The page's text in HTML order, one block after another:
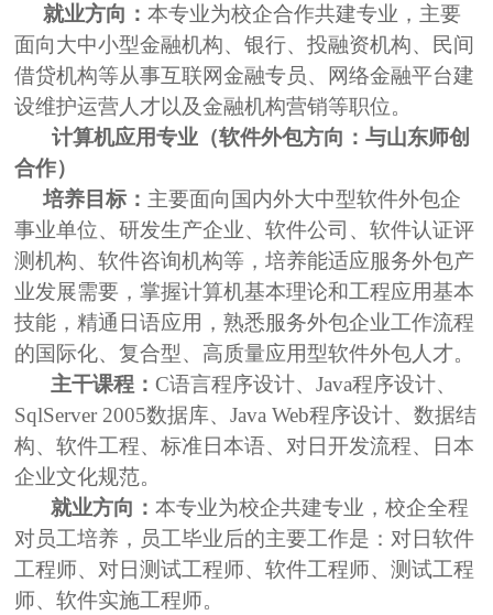
就业方向：本专业为校企合作共建专业，主要
面向大中小型金融机构、银行、投融资机构、民间
借贷机构等从事互联网金融专员、网络金融平台建
设维护运营人才以及金融机构营销等职位。
计算机应用专业（软件外包方向：与山东师创
合作）
培养目标： 主要面向国内外大中型软件外包企
事业单位、研发生产企业、软件公司、软件认证评
测机构、软件咨询机构等，培养能适应服务外包产
业发展需要，掌握计算机基本理论和工程应用基本
技能，精通日语应用，熟悉服务外包企业工作流程
的国际化、复合型、高质量应用型软件外包人才。
主干课程：C语言程序设计、Java程序设计、
SqlServer 2005数据库、Java Web程序设计、数据结
构、软件工程、标准日本语、对日开发流程、日本
企业文化规范。
就业方向：本专业为校企共建专业，校企全程
对员工培养，员工毕业后的主要工作是：对日软件
工程师、对日测试工程师、软件工程师、测试工程
师、软件实施工程师。